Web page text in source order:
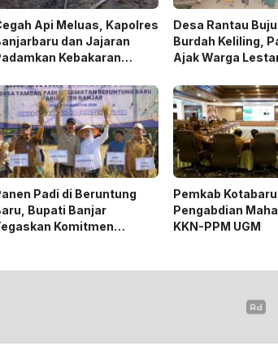
Api Meluas, Kapolres
dan Jajaran
Kebakaran
Desa Rantau
Burdah Keliling,
Ajak Warga
Padi di Beruntung
Bupati Banjar
Komitmen
Pemkab
Pengabdian
KKN-PPM UGM